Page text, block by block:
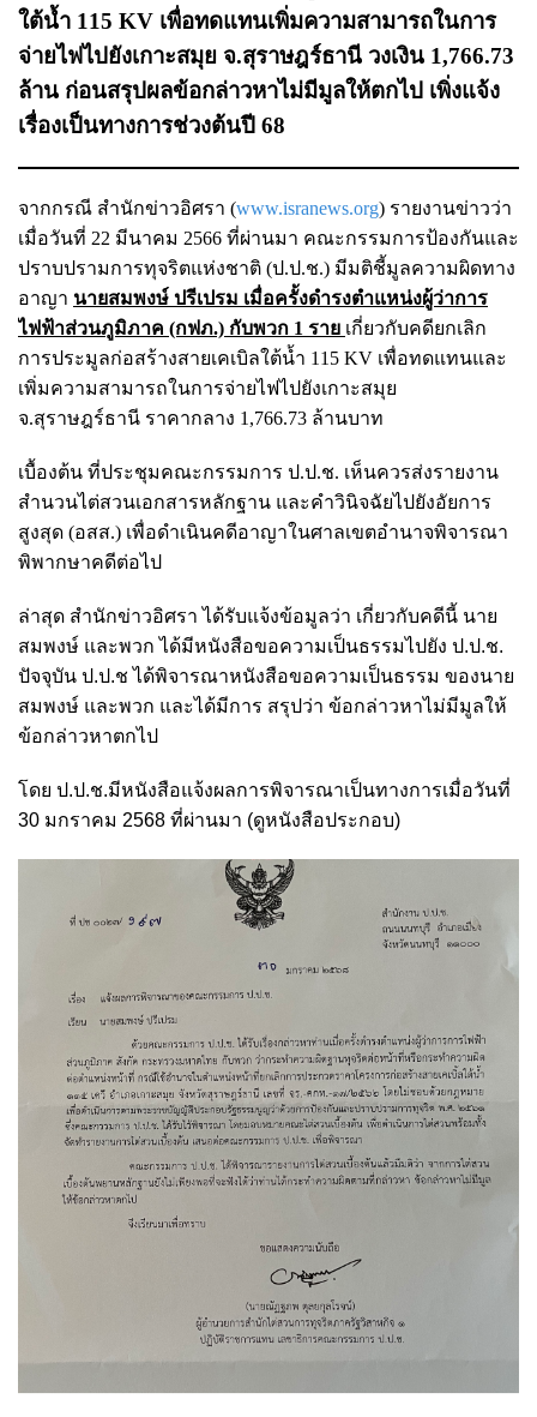
ใต้น้ำ 115 KV เพื่อทดแทนเพิ่มความสามารถในการ
จ่ายไฟไปยังเกาะสมุย จ.สุราษฎร์ธานี วงเงิน 1,766.73
ล้าน ก่อนสรุปผลข้อกล่าวหาไม่มีมูลให้ตกไป เพิ่งแจ้ง
เรื่องเป็นทางการช่วงต้นปี 68
จากกรณี สำนักข่าวอิศรา (www.isranews.org) รายงานข่าวว่า
เมื่อวันที่ 22 มีนาคม 2566 ที่ผ่านมา คณะกรรมการป้องกันและ
ปราบปรามการทุจริตแห่งชาติ (ป.ป.ช.) มีมติชี้มูลความผิดทาง
อาญา นายสมพงษ์ ปรีเปรม เมื่อครั้งดำรงตำแหน่งผู้ว่าการ
ไฟฟ้าส่วนภูมิภาค (กฟภ.) กับพวก 1 ราย เกี่ยวกับคดียกเลิก
การประมูลก่อสร้างสายเคเบิลใต้น้ำ 115 KV เพื่อทดแทนและ
เพิ่มความสามารถในการจ่ายไฟไปยังเกาะสมุย
จ.สุราษฎร์ธานี ราคากลาง 1,766.73 ล้านบาท
เบื้องต้น ที่ประชุมคณะกรรมการ ป.ป.ช. เห็นควรส่งรายงาน
สำนวนไต่สวนเอกสารหลักฐาน และคำวินิจฉัยไปยังอัยการ
สูงสุด (อสส.) เพื่อดำเนินคดีอาญาในศาลเขตอำนาจพิจารณา
พิพากษาคดีต่อไป
ล่าสุด สำนักข่าวอิศรา ได้รับแจ้งข้อมูลว่า เกี่ยวกับคดีนี้ นาย
สมพงษ์ และพวก ได้มีหนังสือขอความเป็นธรรมไปยัง ป.ป.ช.
ปัจจุบัน ป.ป.ช ได้พิจารณาหนังสือขอความเป็นธรรม ของนาย
สมพงษ์ และพวก และได้มีการ สรุปว่า ข้อกล่าวหาไม่มีมูลให้
ข้อกล่าวหาตกไป
โดย ป.ป.ช.มีหนังสือแจ้งผลการพิจารณาเป็นทางการเมื่อวันที่
30 มกราคม 2568 ที่ผ่านมา (ดูหนังสือประกอบ)